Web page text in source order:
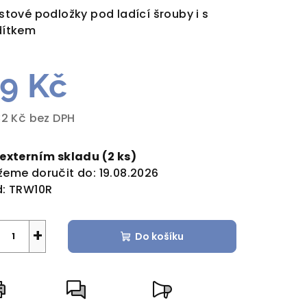
podložky pod ladící šrouby i s
Kč
Kč bez DPH
skladu (2 ks)
doručit do: 19.08.2026
TRW10R
+ Do košíku